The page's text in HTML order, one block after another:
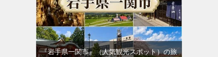
『岩手県一関市』（人気観光スポット）の旅